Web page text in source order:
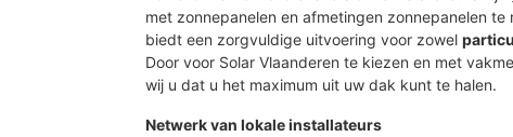
met zonnepanelen en afmetingen zonnepanelen te
biedt een zorgvuldige uitvoering voor zowel
Door voor Solar Vlaanderen te kiezen en met
wij u dat u het maximum uit uw dak kunt te halen.
Netwerk van lokale installateurs